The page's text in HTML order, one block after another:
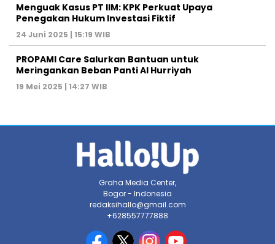
Menguak Kasus PT IIM: KPK Perkuat Upaya
Penegakan Hukum Investasi Fiktif
24 Juni 2025 | 15:19 WIB
PROPAMI Care Salurkan Bantuan untuk
Meringankan Beban Panti Al Hurriyah
19 Mei 2025 | 14:27 WIB
Graha Media Center,
Bogor - Indonesia
redaksihallo@gmail.com
+628557777888